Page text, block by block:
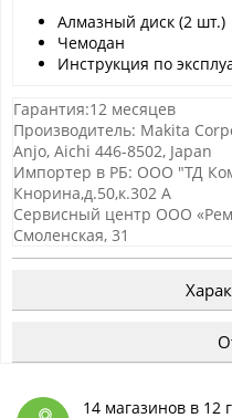
Алмазный диск (2 шт.)
Чемодан
Инструкция по
Гарантия:12 месяцев
Производитель: Makita
Anjo, Aichi 446-8502, Japan
Импортер в РБ: ООО "ТД
Кнорина,д.50,к.302 А
Сервисный центр ООО
Смоленская, 31
14 магазинов в 12